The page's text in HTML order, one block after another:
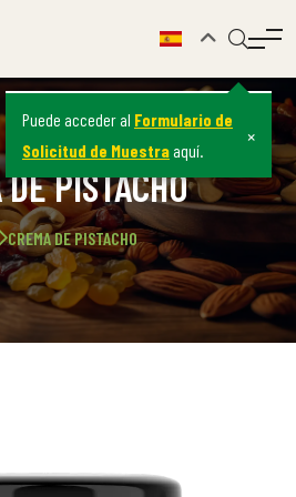
Puede acceder al Formulario de
Solicitud de Muestraaquí.
×
PISTACHO
CREMA DE PISTACHO